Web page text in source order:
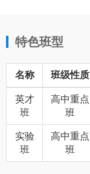
特色班型
名称 班级性质
英才
班
高中重点
班
实验
班
高中重点
班